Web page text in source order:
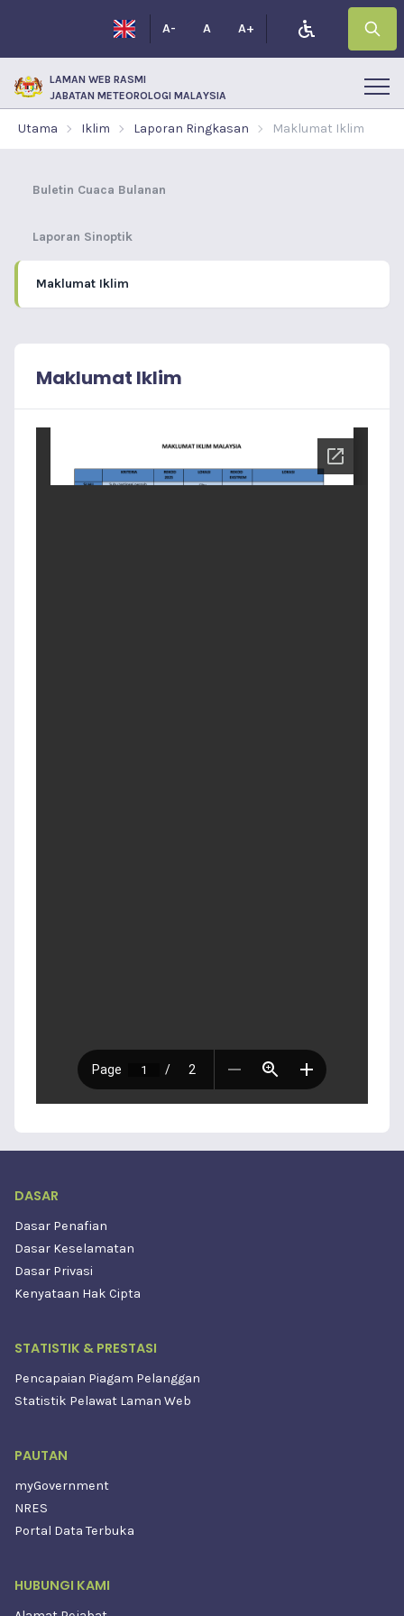
LAMAN WEB RASMI
JABATAN METEOROLOGI MALAYSIA
A- A A+
Utama Iklim Laporan Ringkasan Maklumat Iklim
Buletin Cuaca Bulanan
Laporan Sinoptik
Maklumat Iklim
Maklumat Iklim
DASAR
Dasar Penafian
Dasar Keselamatan
Dasar Privasi
Kenyataan Hak Cipta
STATISTIK & PRESTASI
Pencapaian Piagam Pelanggan
Statistik Pelawat Laman Web
PAUTAN
myGovernment
NRES
Portal Data Terbuka
HUBUNGI KAMI